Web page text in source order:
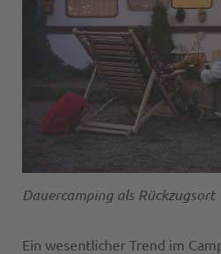
Dauercamping als Rückzugsort
Ein wesentlicher Trend im